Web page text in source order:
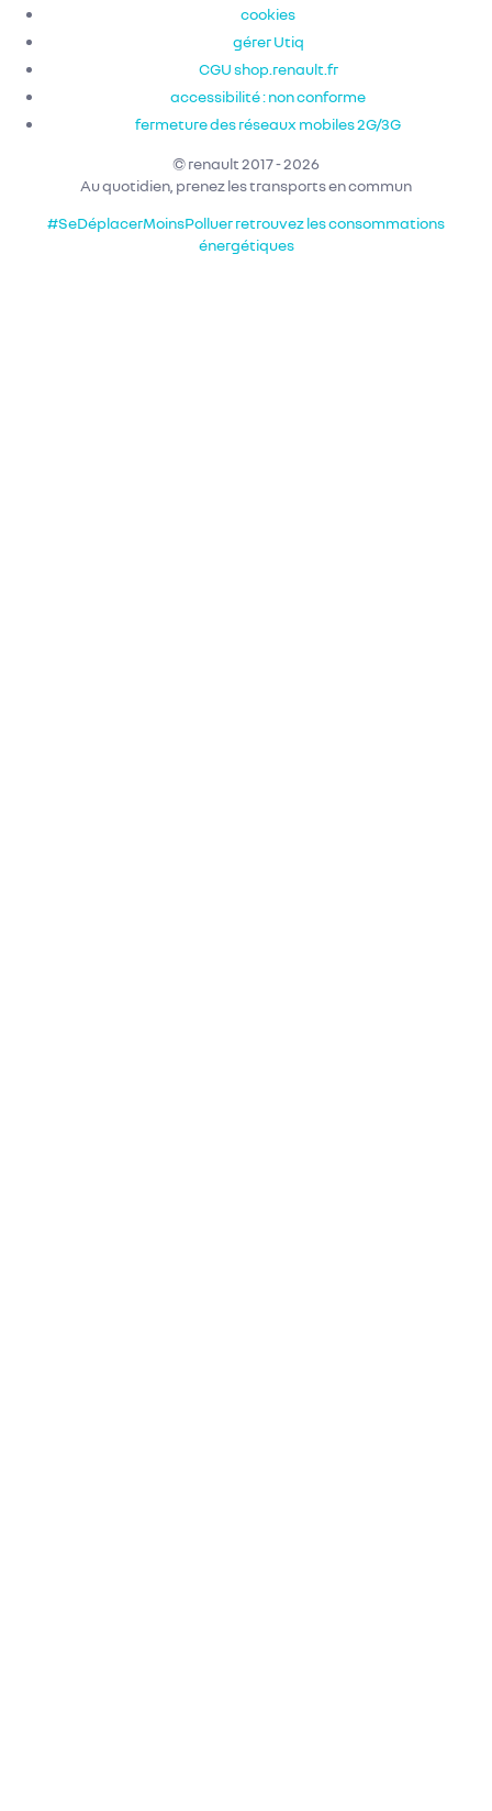
cookies
gérer Utiq
CGU shop.renault.fr
accessibilité : non conforme
fermeture des réseaux mobiles 2G/3G
© renault 2017 - 2026
Au quotidien, prenez les transports en commun
#SeDéplacerMoinsPolluerretrouvez les consommations
énergétiques